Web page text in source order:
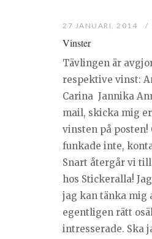
27 JANUARI, 2014
Vinster
Tävlingen är
respektive vinst:
Carina Jannika
mail, skicka mig
vinsten på posten!
funkade inte,
Snart återgår vi
hos Stickeralla!
jag kan tänka mig
egentligen rätt
intresserade. Ska